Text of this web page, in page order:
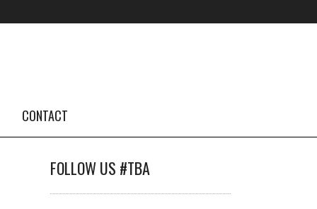
CONTACT
FOLLOW US #TBA